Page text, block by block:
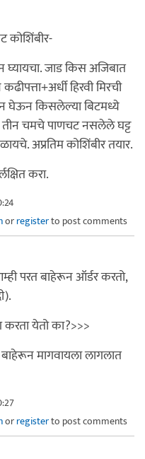
कोशिंबीर-
घ्यायचा. जाड किस अजिबात
हिरवी मिरची
घेऊन किसलेल्या बिटमध्ये
तीन चमचे पाणचट नसलेले घट्ट
अप्रतिम कोशिंबीर तयार.
करा.
orregisterto post comments
परत बाहेरून ऑर्डर करतो,
येतो का?>>>
मागवायला लागलात
orregisterto post comments